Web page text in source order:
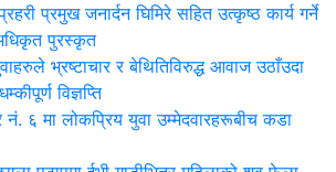
प्रमुख जनार्दन घिमिरे सहित उत्कृष्ठ कार्य गर्ने
पुरस्कृत
भ्रष्टाचार र बेथितिविरुद्ध आवाज उठाँउदा
विज्ञप्ति
नं. ६ मा लोकप्रिय युवा उम्मेदवारहरूबीच कडा